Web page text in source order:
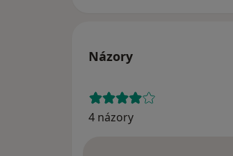
Názory
4 názory